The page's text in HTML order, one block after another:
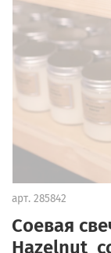
арт. 285842
Соевая